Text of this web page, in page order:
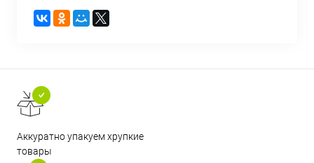
Аккуратно упакуем хрупкие
товары